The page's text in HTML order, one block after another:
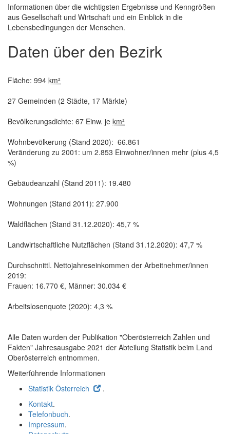
Informationen über die wichtigsten Ergebnisse und Kenngrößen
aus Gesellschaft und Wirtschaft und ein Einblick in die
Lebensbedingungen der Menschen.
Daten über den Bezirk
Fläche: 994 km²
27 Gemeinden (2 Städte, 17 Märkte)
Bevölkerungsdichte: 67 Einw. je km²
Wohnbevölkerung (Stand 2020): 66.861
Veränderung zu 2001: um 2.853 Einwohner/innen mehr (plus 4,5
%)
Gebäudeanzahl (Stand 2011): 19.480
Wohnungen (Stand 2011): 27.900
Waldflächen (Stand 31.12.2020): 45,7 %
Landwirtschaftliche Nutzflächen (Stand 31.12.2020): 47,7 %
Durchschnittl. Nettojahreseinkommen der Arbeitnehmer/innen
2019:
Frauen: 16.770 €, Männer: 30.034 €
Arbeitslosenquote (2020): 4,3 %
Alle Daten wurden der Publikation "Oberösterreich Zahlen und
Fakten" Jahresausgabe 2021 der Abteilung Statistik beim Land
Oberösterreich entnommen.
Weiterführende Informationen
Statistik Österreich
.
Kontakt.
Telefonbuch.
Impressum.